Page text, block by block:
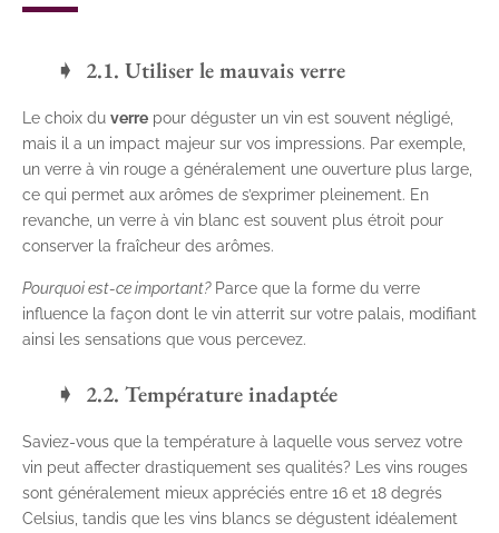
2.1. Utiliser le mauvais verre
Le choix du verre pour déguster un vin est souvent négligé,
mais il a un impact majeur sur vos impressions. Par exemple,
un verre à vin rouge a généralement une ouverture plus large,
ce qui permet aux arômes de s’exprimer pleinement. En
revanche, un verre à vin blanc est souvent plus étroit pour
conserver la fraîcheur des arômes.
Pourquoi est-ce important?Parce que la forme du verre
influence la façon dont le vin atterrit sur votre palais, modifiant
ainsi les sensations que vous percevez.
2.2. Température inadaptée
Saviez-vous que la température à laquelle vous servez votre
vin peut affecter drastiquement ses qualités? Les vins rouges
sont généralement mieux appréciés entre 16 et 18 degrés
Celsius, tandis que les vins blancs se dégustent idéalement